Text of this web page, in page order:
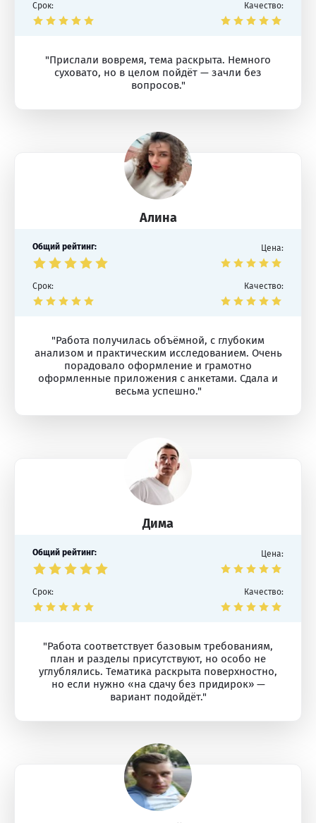
Срок: Качество:
"Прислали вовремя, тема раскрыта. Немного
суховато, но в целом пойдёт — зачли без
вопросов."
Алина
Общий рейтинг: Цена:
Срок: Качество:
"Работа получилась объёмной, с глубоким
анализом и практическим исследованием. Очень
порадовало оформление и грамотно
оформленные приложения с анкетами. Сдала и
весьма успешно."
Дима
Общий рейтинг: Цена:
Срок: Качество:
"Работа соответствует базовым требованиям,
план и разделы присутствуют, но особо не
углублялись. Тематика раскрыта поверхностно,
но если нужно «на сдачу без придирок» —
вариант подойдёт."